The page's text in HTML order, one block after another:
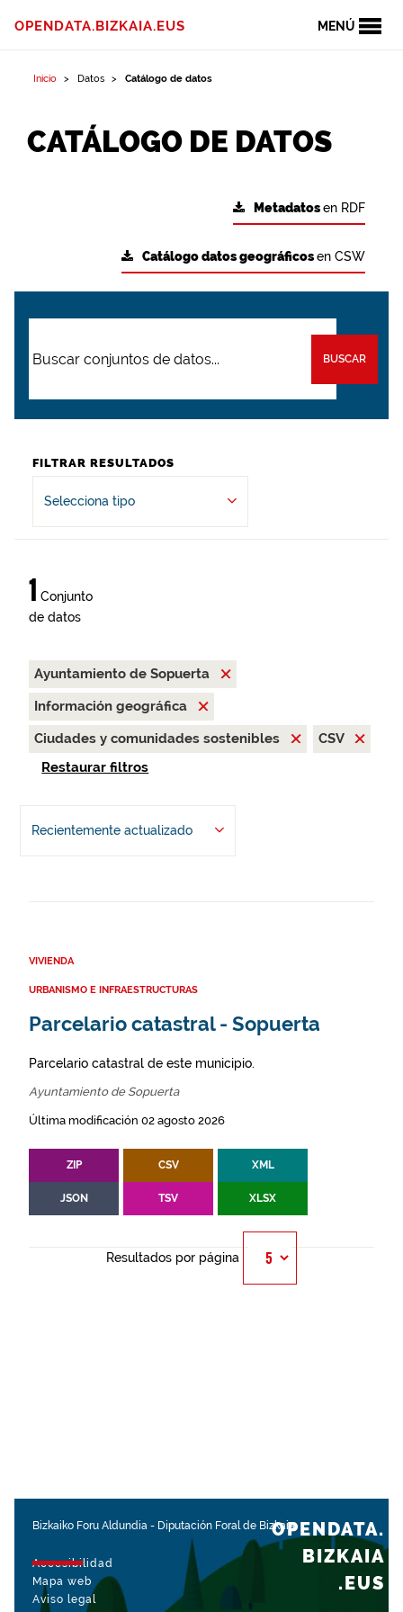
MENÚ
OPENDATA.BIZKAIA.EUS
Inicio Datos Catálogo de datos
CATÁLOGO DE DATOS
Metadatosen RDF
Catálogo datos geográficosen CSW
BUSCAR
FILTRAR RESULTADOS
Selecciona tipo
1 Conjunto
de datos
Ayuntamiento de Sopuerta
Información geográfica
Ciudades y comunidades sostenibles
CSV
Restaurar filtros
Recientemente actualizado
VIVIENDA
URBANISMO E INFRAESTRUCTURAS
Parcelario catastral - Sopuerta
Parcelario catastral de este municipio.
Ayuntamiento de Sopuerta
Última modificación 02 agosto 2026
ZIP CSV XML
JSON TSV XLSX
Resultados por página
Bizkaiko Foru Aldundia - Diputación Foral de Bizkaia
Accesibilidad
Mapa web
Aviso legal
OPENDATA.
BIZKAIA
.EUS